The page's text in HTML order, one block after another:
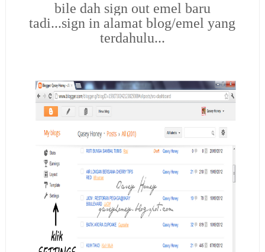
bile dah sign out emel baru
tadi...sign in alamat blog/emel yang
terdahulu...